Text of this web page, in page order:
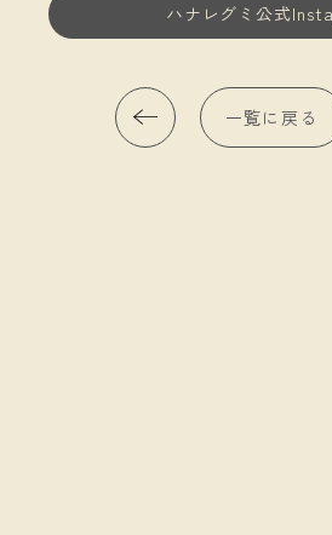
ハナレグミ公式
一覧に戻る